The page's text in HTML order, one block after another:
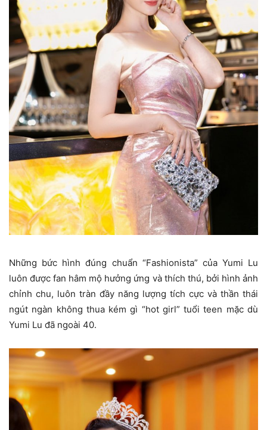
Những bức hình đúng chuẩn “Fashionista” của Yumi Lu
luôn được fan hâm mộ hưởng ứng và thích thú, bởi hình ảnh
chỉnh chu, luôn tràn đầy năng lượng tích cực và thần thái
ngút ngàn không thua kém gì “hot girl” tuổi teen mặc dù
Yumi Lu đã ngoài 40.